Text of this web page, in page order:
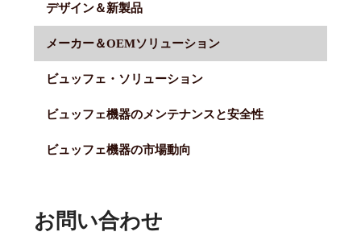
デザイン＆新製品
メーカー＆OEMソリューション
ビュッフェ・ソリューション
ビュッフェ機器のメンテナンスと安全性
ビュッフェ機器の市場動向
お問い合わせ